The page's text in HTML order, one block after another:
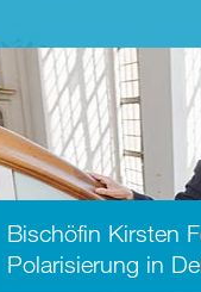
Bischöfin Kirsten
Polarisierung in